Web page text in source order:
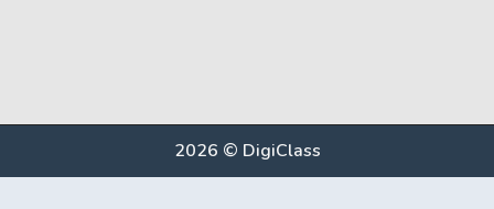
2026 © DigiClass